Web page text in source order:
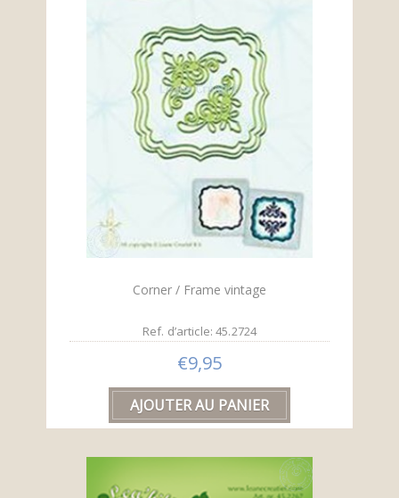
Corner / Frame vintage
Ref. d’article: 45.2724
€9,95